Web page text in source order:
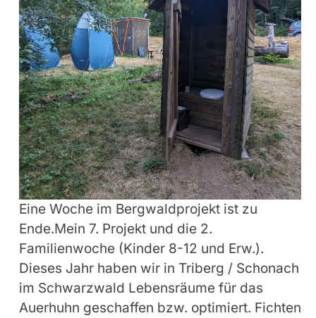
Eine Woche im Bergwaldprojekt ist zu
Ende.Mein 7. Projekt und die 2.
Familienwoche (Kinder 8-12 und Erw.).
Dieses Jahr haben wir in Triberg / Schonach
im Schwarzwald Lebensräume für das
Auerhuhn geschaffen bzw. optimiert. Fichten